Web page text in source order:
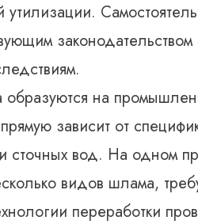
утилизации.
законодательством
на
зависит от
сточных вод. На одном
видов шлама,
переработки